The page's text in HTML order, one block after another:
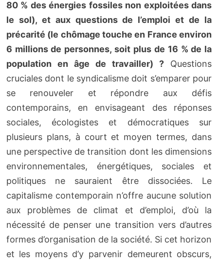
80 % des énergies fossiles non exploitées dans
le sol), et aux questions de l’emploi et de la
précarité (le chômage touche en France environ
6 millions de personnes, soit plus de 16 % de la
population en âge de travailler) ? Questions
cruciales dont le syndicalisme doit s’emparer pour
se renouveler et répondre aux défis
contemporains, en envisageant des réponses
sociales, écologistes et démocratiques sur
plusieurs plans, à court et moyen termes, dans
une perspective de transition dont les dimensions
environnementales, énergétiques, sociales et
politiques ne sauraient être dissociées. Le
capitalisme contemporain n’offre aucune solution
aux problèmes de climat et d’emploi, d’où la
nécessité de penser une transition vers d’autres
formes d’organisation de la société. Si cet horizon
et les moyens d’y parvenir demeurent obscurs,